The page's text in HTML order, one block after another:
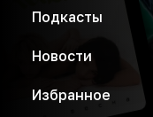
Подкасты
Новости
Избранное